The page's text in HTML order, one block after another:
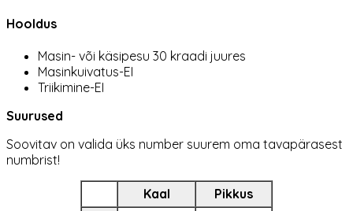
Hooldus
Masin- või käsipesu 30 kraadi juures
Masinkuivatus-EI
Triikimine-EI
Suurused
Soovitav on valida üks number suurem oma tavapärasest
numbrist!
Kaal
Pikkus